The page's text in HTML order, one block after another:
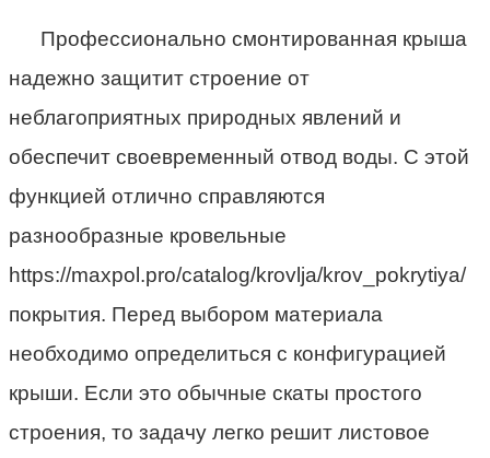
Профессионально смонтированная крыша
надежно защитит строение от
неблагоприятных природных явлений и
обеспечит своевременный отвод воды. С этой
функцией отлично справляются
разнообразные кровельные
https://maxpol.pro/catalog/krovlja/krov_pokrytiya/
покрытия. Перед выбором материала
необходимо определиться с конфигурацией
крыши. Если это обычные скаты простого
строения, то задачу легко решит листовое